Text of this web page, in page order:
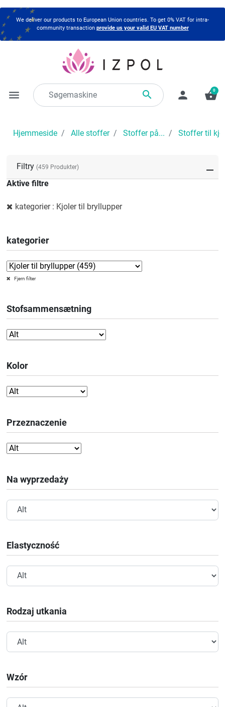
We deliver our products to European Union countries. To get 0% VAT for intra-
community transaction provide us your valid EU VAT number
menu  person shopping_basket
0
Hjemmeside Alle stoffer Stoffer på... Stoffer til
Filtry (459 Produkter)
Aktive filtre
kategorier : Kjoler til bryllupper
kategorier
Fjern filter
Stofsammensætning
Kolor
Przeznaczenie
Na wyprzedaży
Elastyczność
Rodzaj utkania
Wzór